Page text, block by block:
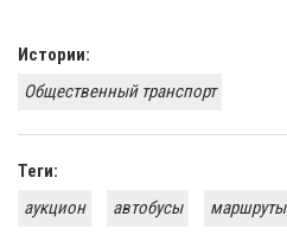
Истории:
Общественный транспорт
Теги:
аукцион
автобусы маршруты